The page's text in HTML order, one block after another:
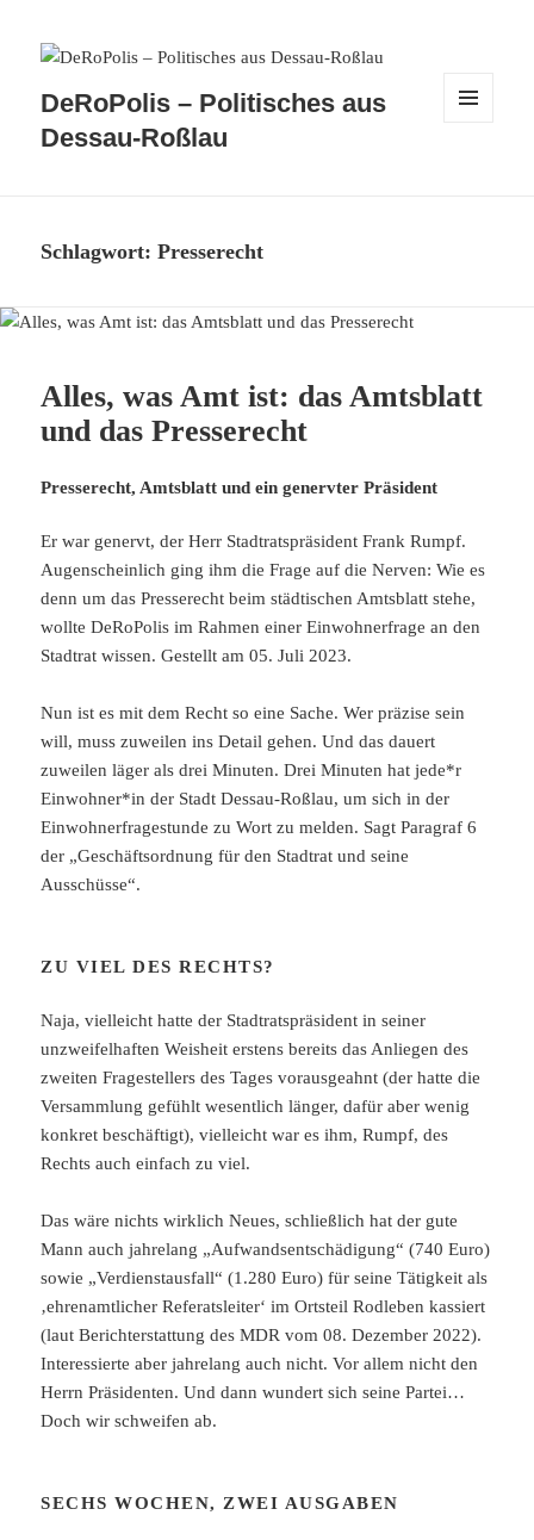
DeRoPolis – Politisches aus
Dessau-Roßlau
Schlagwort:Presserecht
Alles, was Amt ist: das Amtsblatt
und das Presserecht
Presserecht, Amtsblatt und ein genervter Präsident
Er war genervt, der Herr Stadtratspräsident Frank Rumpf.
Augenscheinlich ging ihm die Frage auf die Nerven: Wie es
denn um das Presserecht beim städtischen Amtsblatt stehe,
wollte DeRoPolis im Rahmen einer Einwohnerfrage an den
Stadtrat wissen. Gestellt am 05. Juli 2023.
Nun ist es mit dem Recht so eine Sache. Wer präzise sein
will, muss zuweilen ins Detail gehen. Und das dauert
zuweilen läger als drei Minuten. Drei Minuten hat jede*r
Einwohner*in der Stadt Dessau-Roßlau, um sich in der
Einwohnerfragestunde zu Wort zu melden. Sagt Paragraf 6
der „Geschäftsordnung für den Stadtrat und seine
Ausschüsse“.
ZU VIEL DES RECHTS?
Naja, vielleicht hatte der Stadtratspräsident in seiner
unzweifelhaften Weisheit erstens bereits das Anliegen des
zweiten Fragestellers des Tages vorausgeahnt (der hatte die
Versammlung gefühlt wesentlich länger, dafür aber wenig
konkret beschäftigt), vielleicht war es ihm, Rumpf, des
Rechts auch einfach zu viel.
Das wäre nichts wirklich Neues, schließlich hat der gute
Mann auch jahrelang „Aufwandsentschädigung“ (740 Euro)
sowie „Verdienstausfall“ (1.280 Euro) für seine Tätigkeit als
‚ehrenamtlicher Referatsleiter‘ im Ortsteil Rodleben kassiert
(laut Berichterstattung des MDR vom 08. Dezember 2022).
Interessierte aber jahrelang auch nicht. Vor allem nicht den
Herrn Präsidenten. Und dann wundert sich seine Partei…
Doch wir schweifen ab.
SECHS WOCHEN, ZWEI AUSGABEN